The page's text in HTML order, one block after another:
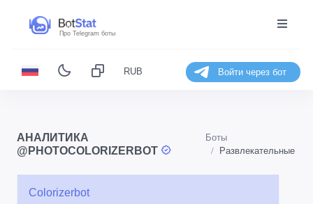
Про Telegram боты
RUB Войти через бот
АНАЛИТИКА
@PHOTOCOLORIZERBOT
Боты
Развлекательные
Colorizerbot